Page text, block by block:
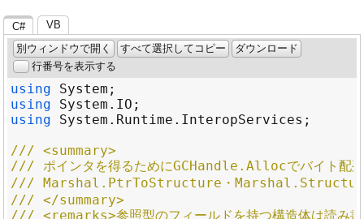
C#
VB
別ウィンドウで開く
すべて選択してコピー
ダウンロード
行番号を表示する
using System
using
System . IO
using
System . Runtime . InteropServices
/// <summary>
/// ポインタを得るためにGCHandle.Allocでバイト配列
/// Marshal.PtrToStructure・
/// </summary>
/// <remarks>参照型のフィールドを持つ構造体は読み